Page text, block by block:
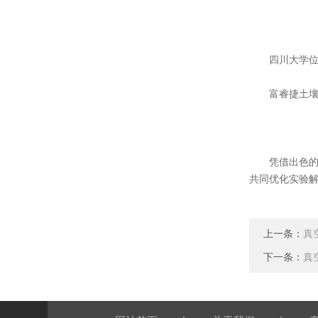
四川大学位
富睿捷土壤
凭借出色的
共同优化实验
上一条：真
下一条：真